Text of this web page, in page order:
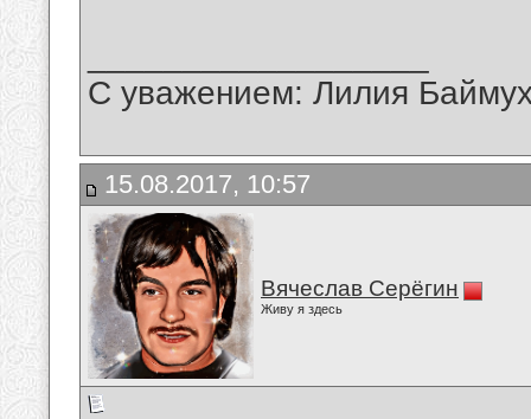
С уважением: Лилия
15.08.2017, 10:57
Вячеслав Серёгин
Живу я здесь